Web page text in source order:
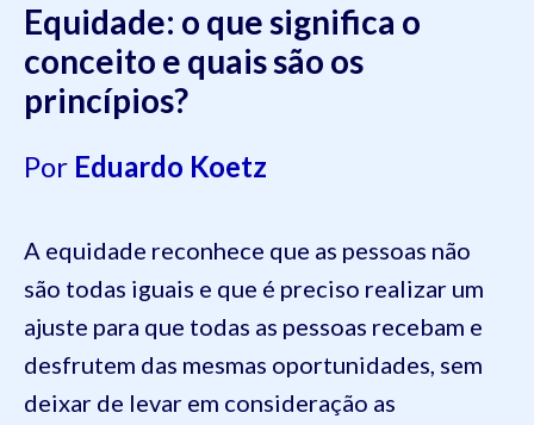
Equidade: o que significa o
conceito e quais são os
princípios?
Por Eduardo Koetz
A equidade reconhece que as pessoas não
são todas iguais e que é preciso realizar um
ajuste para que todas as pessoas recebam e
desfrutem das mesmas oportunidades, sem
deixar de levar em consideração as